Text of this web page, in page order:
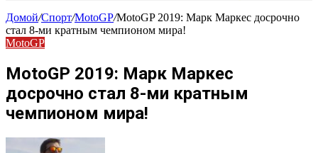
Домой/Спорт/MotoGP/MotoGP 2019: Марк Маркес досрочно
стал 8-ми кратным чемпионом мира!
MotoGP
MotoGP 2019: Марк Маркес
досрочно стал 8-ми кратным
чемпионом мира!